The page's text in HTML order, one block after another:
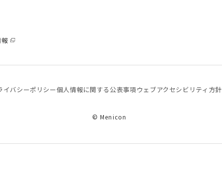
イバシーポリシー個⼈情報に関する公表事項 ウェブアクセシビリティ方針
© Menicon